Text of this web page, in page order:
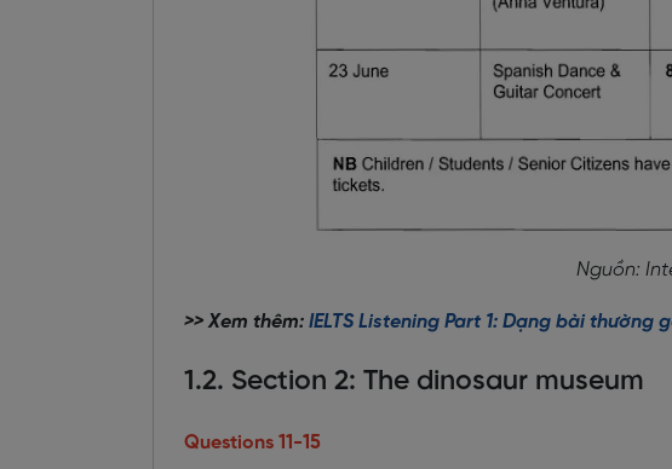
Nguồn:
>> Xem thêm: IELTS Listening Part 1: Dạng bài thường
1.2. Section 2: The dinosaur museum
Questions 11-15